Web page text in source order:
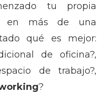
tu propia
en más de una
qué es mejor:
de oficina?,
de trabajo?,
?